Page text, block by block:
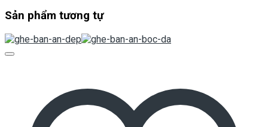
Sản phẩm tương tự